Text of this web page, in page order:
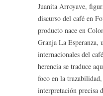
Juanita Arroyave,
discurso del café en
producto nace en
Granja La Esperanza,
internacionales del
herencia se traduce
foco en la
interpretación precisa